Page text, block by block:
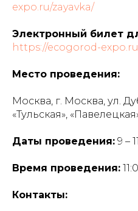
expo.ru/zayavka/
Электронный билет
https://ecogorod-
Место проведения:
Москва, г. Москва, ул.
«Тульская»,
Даты проведения: 9 –
Время проведения:
Контакты: